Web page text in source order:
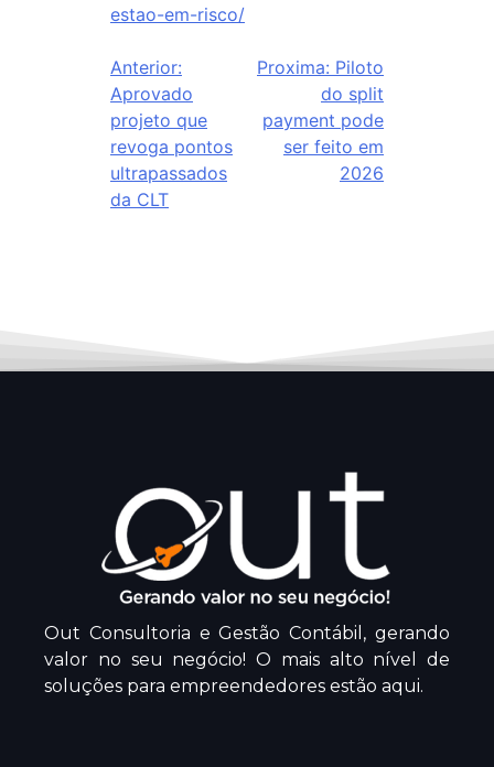
estao-em-risco/
Anterior:
Aprovado
projeto que
revoga pontos
ultrapassados
da CLT
Proxima: Piloto
do split
payment pode
ser feito em
2026
Out Consultoria e Gestão Contábil, gerando
valor no seu negócio! O mais alto nível de
soluções para empreendedores estão aqui.